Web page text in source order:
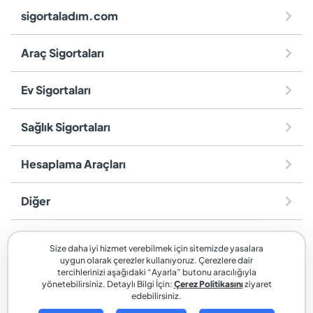
sigortaladım.com
Araç Sigortaları
Ev Sigortaları
Sağlık Sigortaları
Hesaplama Araçları
Diğer
BROKERLİĞİ A.Ş. markasıdır.
Size daha iyi hizmet verebilmek için sitemizde yasalara
uygun olarak çerezler kullanıyoruz. Çerezlere dair
tercihlerinizi aşağıdaki “Ayarla” butonu aracılığıyla
yönetebilirsiniz. Detaylı Bilgi İçin: Çerez Politikasınıziyaret
edebilirsiniz.